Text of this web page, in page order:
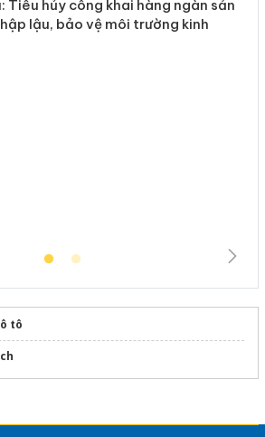
Yên: Xử lý 6 hộ kinh doanh bán
giả mạo nhãn hiệu Adidas, Nike
tô